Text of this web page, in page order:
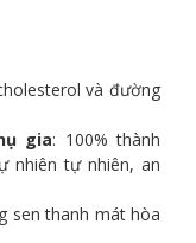
và đường
gia: 100% thành
nhiên tự nhiên, an
sen thanh mát hòa